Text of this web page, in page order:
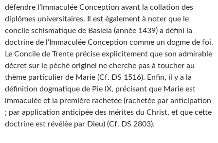
défendre l’Immaculée Conception avant la collation des
diplômes universitaires. Il est également à noter que le
concile schismatique de Basiela (année 1439) a défini la
doctrine de l’Immaculée Conception comme un dogme de foi.
Le Concile de Trente précise explicitement que son admirable
décret sur le péché originel ne cherche pas à toucher au
thème particulier de Marie (Cf. DS 1516). Enfin, il y a la
définition dogmatique de Pie IX, précisant que Marie est
immaculée et la première rachetée (rachetée par anticipation
; par application anticipée des mérites du Christ, et que cette
doctrine est révélée par Dieu) (Cf. DS 2803).